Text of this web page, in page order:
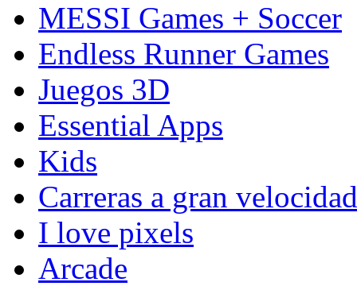
MESSI Games + Soccer
Endless Runner Games
Juegos 3D
Essential Apps
Kids
Carreras a gran velocidad
I love pixels
Arcade